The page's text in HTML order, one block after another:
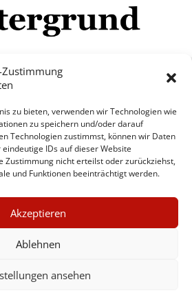
Zustimmung
zu bieten, verwenden wir Technologien wie
zu speichern und/oder darauf
Technologien zustimmst, können wir Daten
IDs auf dieser Website
Zustimmung nicht erteilst oder zurückziehst,
und Funktionen beeinträchtigt werden.
Akzeptieren
Ablehnen
ansehen
Mehr
2015 - 2026
jetzt kostenlos
anmelden
ca. alle 4 Wochen
×